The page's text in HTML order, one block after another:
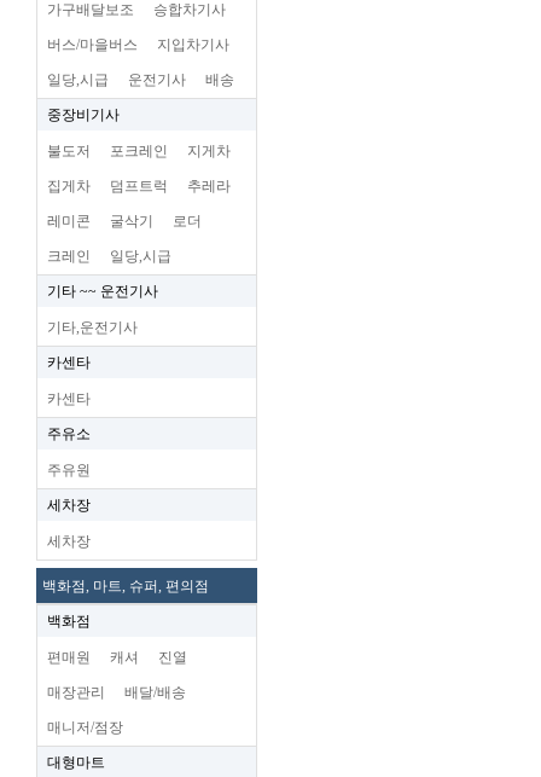
가구배달보조 승합차기사
버스/마을버스 지입차기사
일당,시급 운전기사 배송
중장비기사
불도저 포크레인 지게차
집게차 덤프트럭 추레라
레미콘 굴삭기 로더
크레인 일당,시급
기타 ~~ 운전기사
기타,운전기사
카센타
카센타
주유소
주유원
세차장
세차장
백화점, 마트, 슈퍼, 편의점
백화점
편매원 캐셔 진열
매장관리 배달/배송
매니저/점장
대형마트